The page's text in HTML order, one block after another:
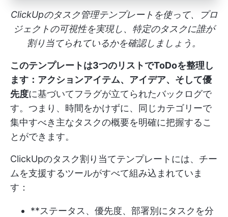
ClickUpのタスク管理テンプレートを使って、プロ
ジェクトの可視性を実現し、特定のタスクに誰が
割り当てられているかを確認しましょう。
このテンプレートは3つのリストでToDoを整理し
ます：アクションアイテム、アイデア、そして優
先度に基づいてフラグが立てられたバックログで
す。つまり、時間をかけずに、同じカテゴリーで
集中すべき主なタスクの概要を明確に把握するこ
とができます。
ClickUpのタスク割り当てテンプレートには、チー
ムを支援するツールがすべて組み込まれていま
す：
**ステータス、優先度、部署別にタスクを分